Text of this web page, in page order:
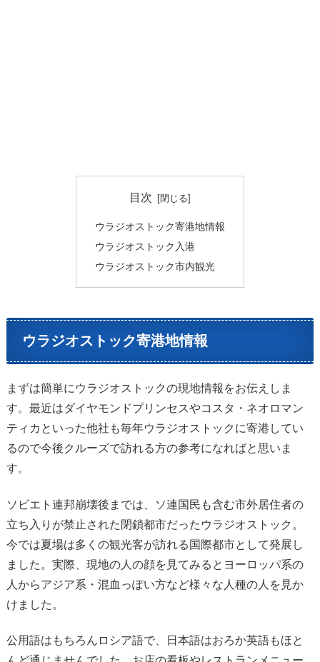
目次
ウラジオストック寄港地情報
ウラジオストック入港
ウラジオストック市内観光
ウラジオストック寄港地情報
まずは簡単にウラジオストックの現地情報をお伝えしま
す。最近はダイヤモンドプリンセスやコスタ・ネオロマン
ティカといった他社も毎年ウラジオストックに寄港してい
るので今後クルーズで訪れる方の参考になればと思いま
す。
ソビエト連邦崩壊後までは、ソ連国民も含む市外居住者の
立ち入りが禁止された閉鎖都市だったウラジオストック。
今では夏場は多くの観光客が訪れる国際都市として発展し
ました。実際、現地の人の顔を見てみるとヨーロッパ系の
人からアジア系・混血っぽい方など様々な人種の人を見か
けました。
公用語はもちろんロシア語で、日本語はおろか英語もほと